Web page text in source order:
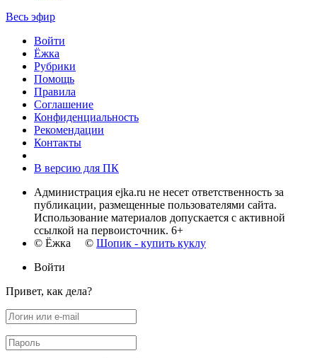
Весь эфир
Войти
Ёжка
Рубрики
Помощь
Правила
Соглашение
Конфиденциальность
Рекомендации
Контакты
В версию для ПК
Администрация ejka.ru не несет ответственность за
публикации, размещенные пользователями сайта.
Использование материалов допускается с активной
ссылкой на первоисточник. 6+
© Ёжка © Шопик - купить куклу
Войти
Привет, как дела?